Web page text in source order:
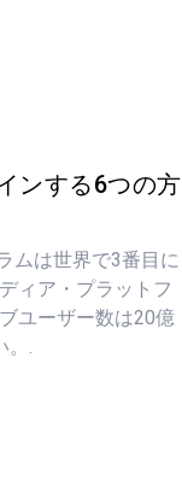
ンする6つの方
ムは世界で3番目に
ィア・プラットフ
ユーザー数は20億
。.